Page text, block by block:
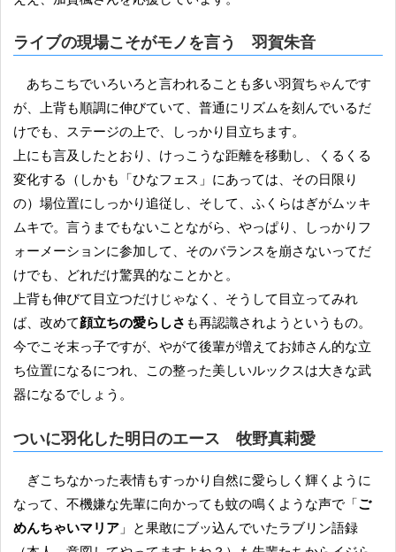
ライブの現場こそがモノを言う 羽賀朱音
あちこちでいろいろと言われることも多い羽賀ちゃんです
が、上背も順調に伸びていて、普通にリズムを刻んでいるだ
けでも、ステージの上で、しっかり目立ちます。
上にも言及したとおり、けっこうな距離を移動し、くるくる
変化する（しかも「ひなフェス」にあっては、その日限り
の）場位置にしっかり追従し、そして、ふくらはぎがムッキ
ムキで。言うまでもないことながら、やっぱり、しっかりフ
ォーメーションに参加して、そのバランスを崩さないってだ
けでも、どれだけ驚異的なことかと。
上背も伸びて目立つだけじゃなく、そうして目立ってみれ
ば、改めて顔立ちの愛らしさ も再認識されようというもの。
今でこそ末っ子ですが、やがて後輩が増えてお姉さん的な立
ち位置になるにつれ、この整った美しいルックスは大きな武
器になるでしょう。
ついに羽化した明日のエース 牧野真莉愛
ぎこちなかった表情もすっかり自然に愛らしく輝くように
なって、不機嫌な先輩に向かっても蚊の鳴くような声で「ご
めんちゃいマリア 」と果敢にブッ込んでいたラブリン語録